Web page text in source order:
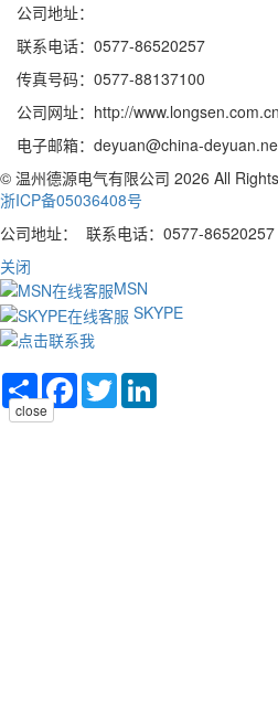
公司地址：
联系电话：0577-86520257
传真号码：0577-88137100
公司网址：http://
电子邮箱：deyuan@china-
© 温州德源电气有限公司 2026 All
浙ICP备05036408号
公司地址： 联系电话：0577-
关闭
MSN
SKYPE
Share Facebook
Twitter
close